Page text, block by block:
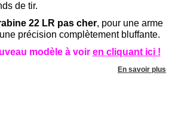
de tir.
22 LR pas cher, pour une arme
précision complètement bluffante.
modèle à voir en cliquant ici !
En savoir plus